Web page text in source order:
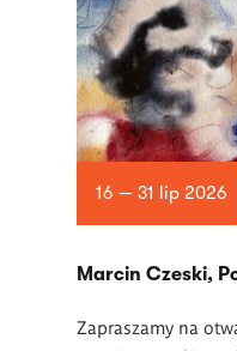
16 — 31 lip 2026
Marcin Czeski,
Zapraszamy na